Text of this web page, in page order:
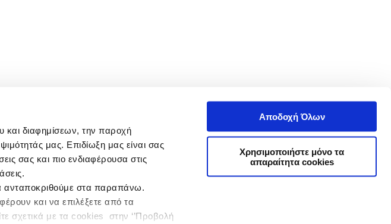
και διαφημίσεων, την παροχή
μας. Επιδίωξη μας είναι σας
σας και πιο ενδιαφέρουσα στις
ανταποκριθούμε στα παραπάνω.
και να επιλέξετε από τα
σχετικά με τα cookies στην ‘’Προβολή
Αποδοχή Όλων
Χρησιμοποιήστε μόνο τα
απαραίτητα cookies